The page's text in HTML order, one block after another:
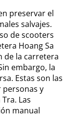
preservar el
salvajes.
de scooters
Hoang Sa
de la carretera
embargo, la
Estas son las
y
Las
manual